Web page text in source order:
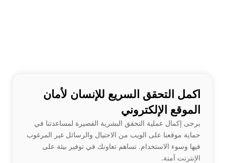
اكمل التحقق السريع للإنسان لأمان
الموقع الإلكتروني
يرجى إكمال عملية التحقق البشرية القصيرة لمساعدتنا في
حماية موقعنا على الويب من الاحتيال والرسائل غير المرغوب
فيها وسوء الاستخدام. تساهم تعاونك في توفير بيئة على
الإنترنت آمنة.